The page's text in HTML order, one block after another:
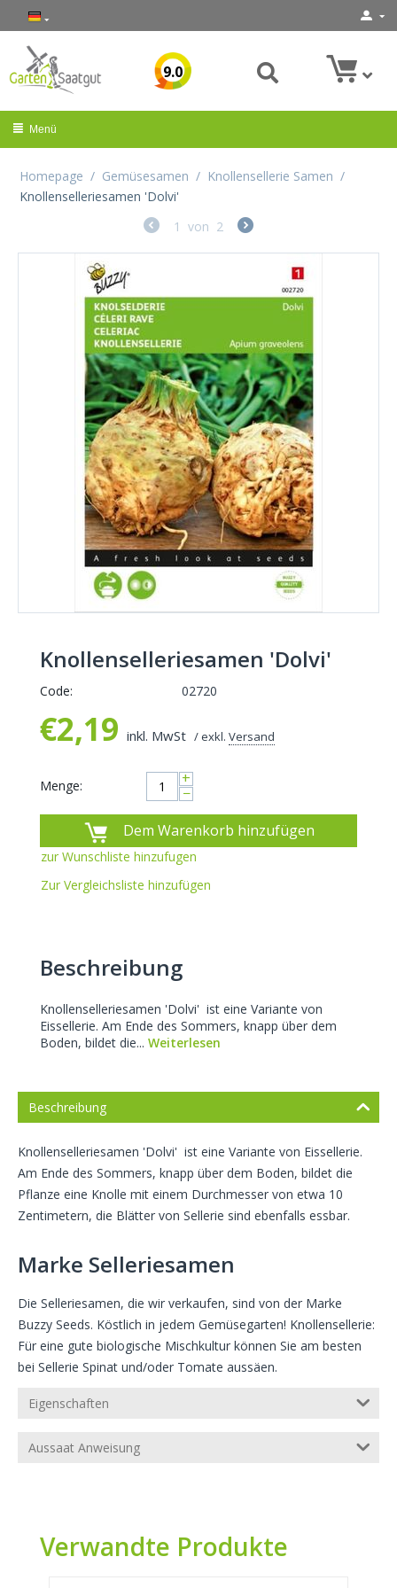
9.0
Menü
Homepage / Gemüsesamen / Knollensellerie Samen /
Knollenselleriesamen 'Dolvi'
1 von 2
Knollenselleriesamen 'Dolvi'
Code: 02720
€2,19 inkl. MwSt / exkl. Versand
Menge: +
−
Dem Warenkorb hinzufügen
zur Wunschliste hinzufugen
Zur Vergleichsliste hinzufügen
Beschreibung
Knollenselleriesamen 'Dolvi' ist eine Variante von
Eissellerie. Am Ende des Sommers, knapp über dem
Boden, bildet die... Weiterlesen
Beschreibung
Knollenselleriesamen 'Dolvi' ist eine Variante von Eissellerie.
Am Ende des Sommers, knapp über dem Boden, bildet die
Pflanze eine Knolle mit einem Durchmesser von etwa 10
Zentimetern, die Blätter von Sellerie sind ebenfalls essbar.
Marke Selleriesamen
Die Selleriesamen, die wir verkaufen, sind von der Marke
Buzzy Seeds. Köstlich in jedem Gemüsegarten! Knollensellerie:
Für eine gute biologische Mischkultur können Sie am besten
bei Sellerie Spinat und/oder Tomate aussäen.
Eigenschaften
Aussaat Anweisung
Verwandte Produkte